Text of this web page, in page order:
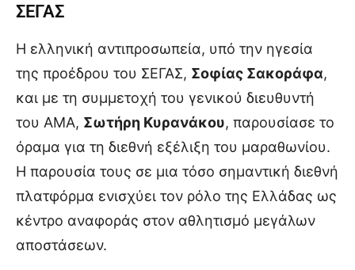
ΣΕΓΑΣ
Η ελληνική αντιπροσωπεία, υπό την ηγεσία
της προέδρου του ΣΕΓΑΣ, Σοφίας Σακοράφα,
και με τη συμμετοχή του γενικού διευθυντή
του ΑΜΑ, Σωτήρη Κυρανάκου, παρουσίασε το
όραμα για τη διεθνή εξέλιξη του μαραθωνίου.
Η παρουσία τους σε μια τόσο σημαντική διεθνή
πλατφόρμα ενισχύει τον ρόλο της Ελλάδας ως
κέντρο αναφοράς στον αθλητισμό μεγάλων
αποστάσεων.